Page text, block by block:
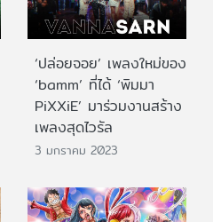
‘ปล่อยจอย’ เพลงใหม่ของ
‘bamm’ ที่ได้ ‘พิมมา
PiXXiE’ มาร่วมงานสร้าง
เพลงสุดไวรัล
3 มกราคม 2023